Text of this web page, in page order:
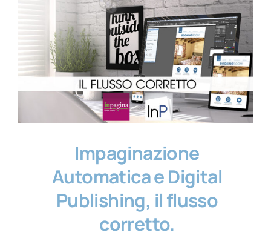
Impaginazione
Automatica e Digital
Publishing, il flusso
corretto.